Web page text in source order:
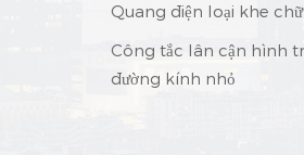
Quang điện loại khe
Công tắc lân cận hình
đường kính nhỏ